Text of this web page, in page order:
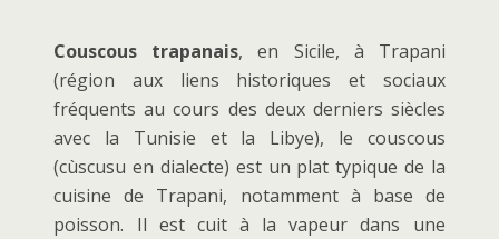
Couscous trapanais, en Sicile, à Trapani
(région aux liens historiques et sociaux
fréquents au cours des deux derniers siècles
avec la Tunisie et la Libye), le couscous
(cùscusu en dialecte) est un plat typique de la
cuisine de Trapani, notamment à base de
poisson. Il est cuit à la vapeur dans une